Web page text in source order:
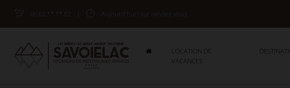
06.62.**.**.82
LOCATION DE
VACANCES